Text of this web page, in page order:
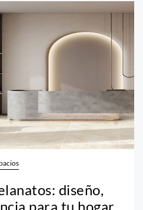
diseño,
para tu hogar